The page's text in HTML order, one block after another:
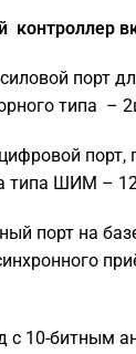
контроллер
порт
типа –
типа ШИМ –
порт на
с 10-битным